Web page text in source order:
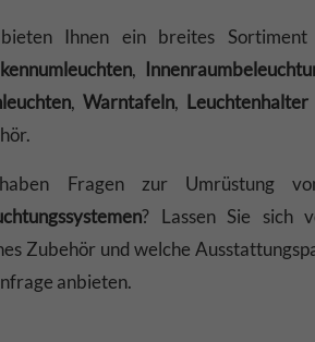
Ihnen ein breites
,
, Warntafeln, Leuchtenhalter
Fragen zur Umrüstung
? Lassen Sie sich
Zubehör und welche
anbieten.